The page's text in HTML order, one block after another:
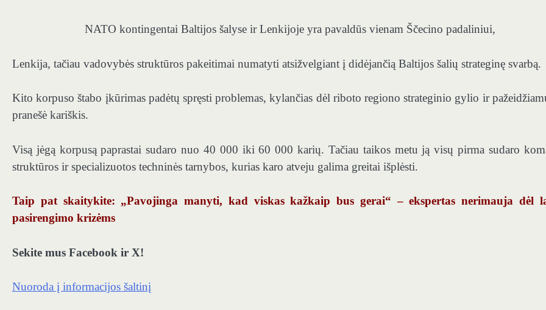
NATO kontingentai Baltijos šalyse ir Lenkijoje yra pavaldūs vienam Ščecino padaliniui,
Lenkija, tačiau vadovybės struktūros pakeitimai numatyti atsižvelgiant į didėjančią Baltijos šalių strateginę svarbą.
Kito korpuso štabo įkūrimas padėtų spręsti problemas, kylančias dėl riboto regiono strateginio gylio ir
pranešė kariškis.
Visą jėgą korpusą paprastai sudaro nuo 40 000 iki 60 000 karių. Tačiau taikos metu ją visų pirma sudaro
struktūros ir specializuotos techninės tarnybos, kurias karo atveju galima greitai išplėsti.
Taip pat skaitykite: „Pavojinga manyti, kad viskas kažkaip bus gerai“ – ekspertas nerimauja dėl
pasirengimo krizėms
Sekite mus Facebook ir X!
Nuoroda į informacijos šaltinį